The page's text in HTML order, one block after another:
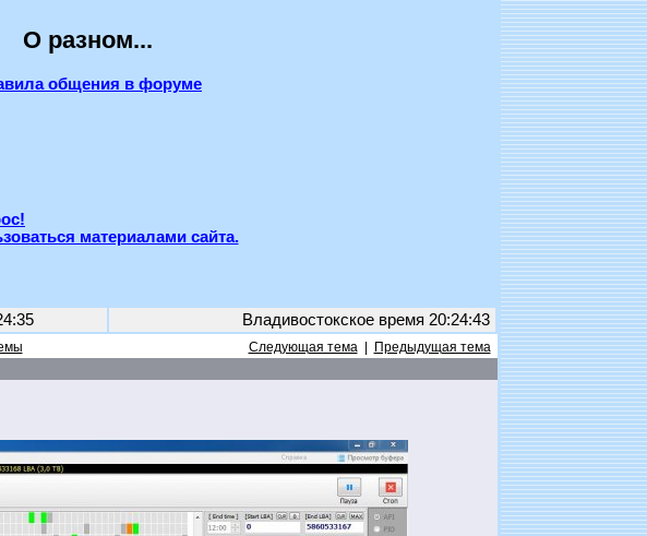
О разном...
общения в форуме
материалами сайта.
Владивостокское время 20:24:43
Следующая тема|
Предыдущая тема